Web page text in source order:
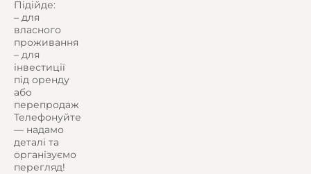
Підійде:
– для
власного
проживання
– для
інвестиції
під оренду
або
перепродаж
Телефонуйте
— надамо
деталі та
організуємо
перегляд!